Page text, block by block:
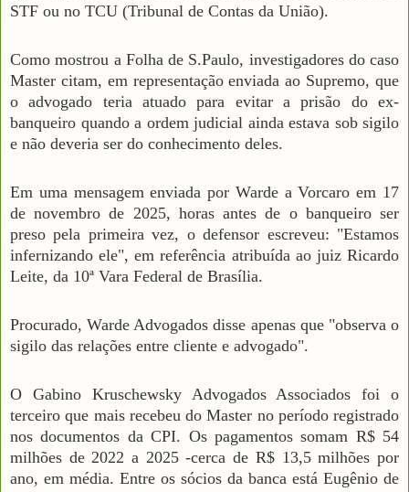
STF ou no TCU (Tribunal de Contas da União).
Como mostrou a Folha de S.Paulo, investigadores do caso
Master citam, em representação enviada ao Supremo, que
o advogado teria atuado para evitar a prisão do ex-
banqueiro quando a ordem judicial ainda estava sob sigilo
e não deveria ser do conhecimento deles.
Em uma mensagem enviada por Warde a Vorcaro em 17
de novembro de 2025, horas antes de o banqueiro ser
preso pela primeira vez, o defensor escreveu: "Estamos
infernizando ele", em referência atribuída ao juiz Ricardo
Leite, da 10ª Vara Federal de Brasília.
Procurado, Warde Advogados disse apenas que "observa o
sigilo das relações entre cliente e advogado".
O Gabino Kruschewsky Advogados Associados foi o
terceiro que mais recebeu do Master no período registrado
nos documentos da CPI. Os pagamentos somam R$ 54
milhões de 2022 a 2025 -cerca de R$ 13,5 milhões por
ano, em média. Entre os sócios da banca está Eugênio de